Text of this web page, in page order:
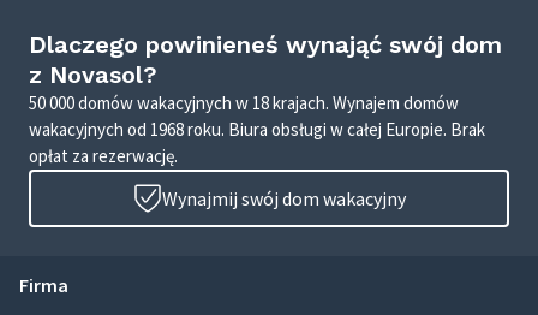
Dlaczego powinieneś wynająć swój dom
z Novasol?
50 000 domów wakacyjnych w 18 krajach. Wynajem domów
wakacyjnych od 1968 roku. Biura obsługi w całej Europie. Brak
opłat za rezerwację.
Wynajmij swój dom wakacyjny
Firma